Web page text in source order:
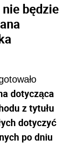
będzie
dotycząca
z tytułu
dotyczyć
po dniu